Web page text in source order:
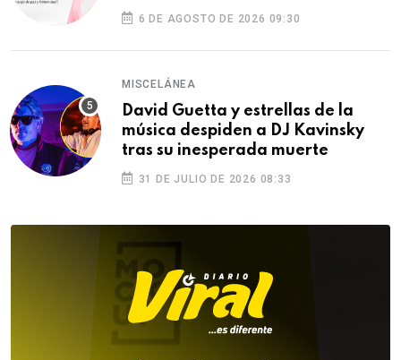
6 DE AGOSTO DE 2026 09:30
MISCELÁNEA
David Guetta y estrellas de la
música despiden a DJ Kavinsky
tras su inesperada muerte
31 DE JULIO DE 2026 08:33